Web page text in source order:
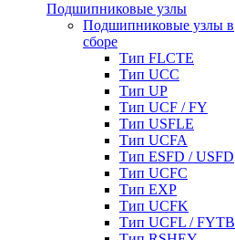
Подшипниковые узлы
Подшипниковые узлы в
сборе
Тип FLCTE
Тип UCC
Тип UP
Тип UCF / FY
Тип USFLE
Тип UCFA
Тип ESFD / USFD
Тип UCFC
Тип EXP
Тип UCFK
Тип UCFL / FYTB